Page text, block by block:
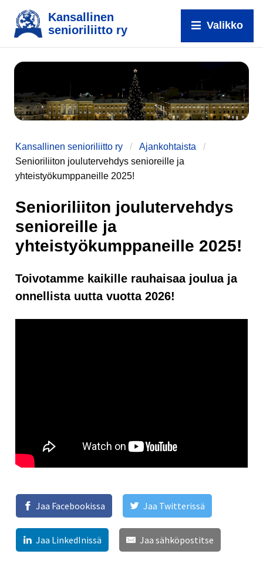
Kansallinen
senioriliitto ry
Valikko
Kansallinen senioriliitto ry
Ajankohtaista
Senioriliiton joulutervehdys senioreille ja
yhteistyökumppaneille 2025!
Senioriliiton joulutervehdys
senioreille ja
yhteistyökumppaneille 2025!
Toivotamme kaikille rauhaisaa joulua ja
onnellista uutta vuotta 2026!
Jaa Facebookissa Jaa Twitterissä
Jaa LinkedInissä Jaa sähköpostitse